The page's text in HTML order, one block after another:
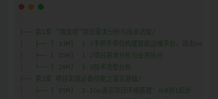
.
├── 第1章 “微宝塔”项目需求分析与技术选型/
│   ├── [ 33M]  1-1手把手带你构建智能运维平台，进击Go+AI
│   ├── [ 35M]  1-2项目需求分析与业务拆分
│   └── [ 29M]  1-3技术选型分析
├── 第2章 项目实现必备技能之语言基础/
│   ├── [ 95M]  2-1Go语言项目环境搭建：从0到1起步